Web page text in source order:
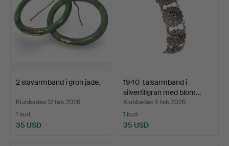
2 slavarmband i grön jade.
Klubbades 12 feb 2026
1 bud
35 USD
1940-talsarmband i
silverfiligran med blom…
Klubbades 5 feb 2026
1 bud
35 USD